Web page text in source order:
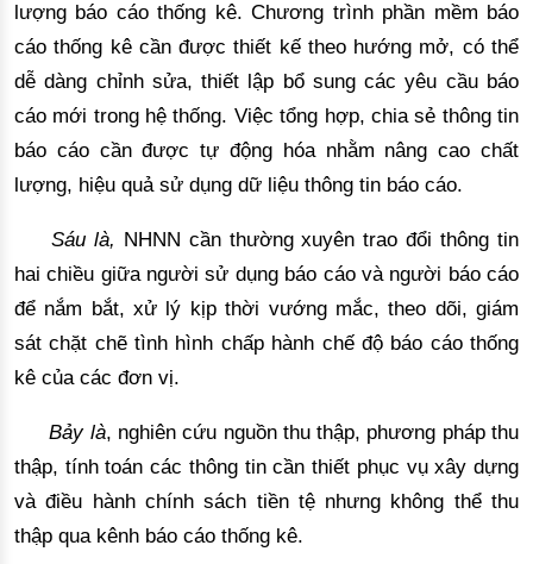
lượng báo cáo thống kê. Chương trình phần mềm báo
cáo thống kê cần được thiết kế theo hướng mở, có thể
dễ dàng chỉnh sửa, thiết lập bổ sung các yêu cầu báo
cáo mới trong hệ thống. Việc tổng hợp, chia sẻ thông tin
báo cáo cần được tự động hóa nhằm nâng cao chất
lượng, hiệu quả sử dụng dữ liệu thông tin báo cáo.
Sáu là, NHNN cần thường xuyên trao đổi thông tin
hai chiều giữa người sử dụng báo cáo và người báo cáo
để nắm bắt, xử lý kịp thời vướng mắc, theo dõi, giám
sát chặt chẽ tình hình chấp hành chế độ báo cáo thống
kê của các đơn vị.
Bảy là, nghiên cứu nguồn thu thập, phương pháp thu
thập, tính toán các thông tin cần thiết phục vụ xây dựng
và điều hành chính sách tiền tệ nhưng không thể thu
thập qua kênh báo cáo thống kê.